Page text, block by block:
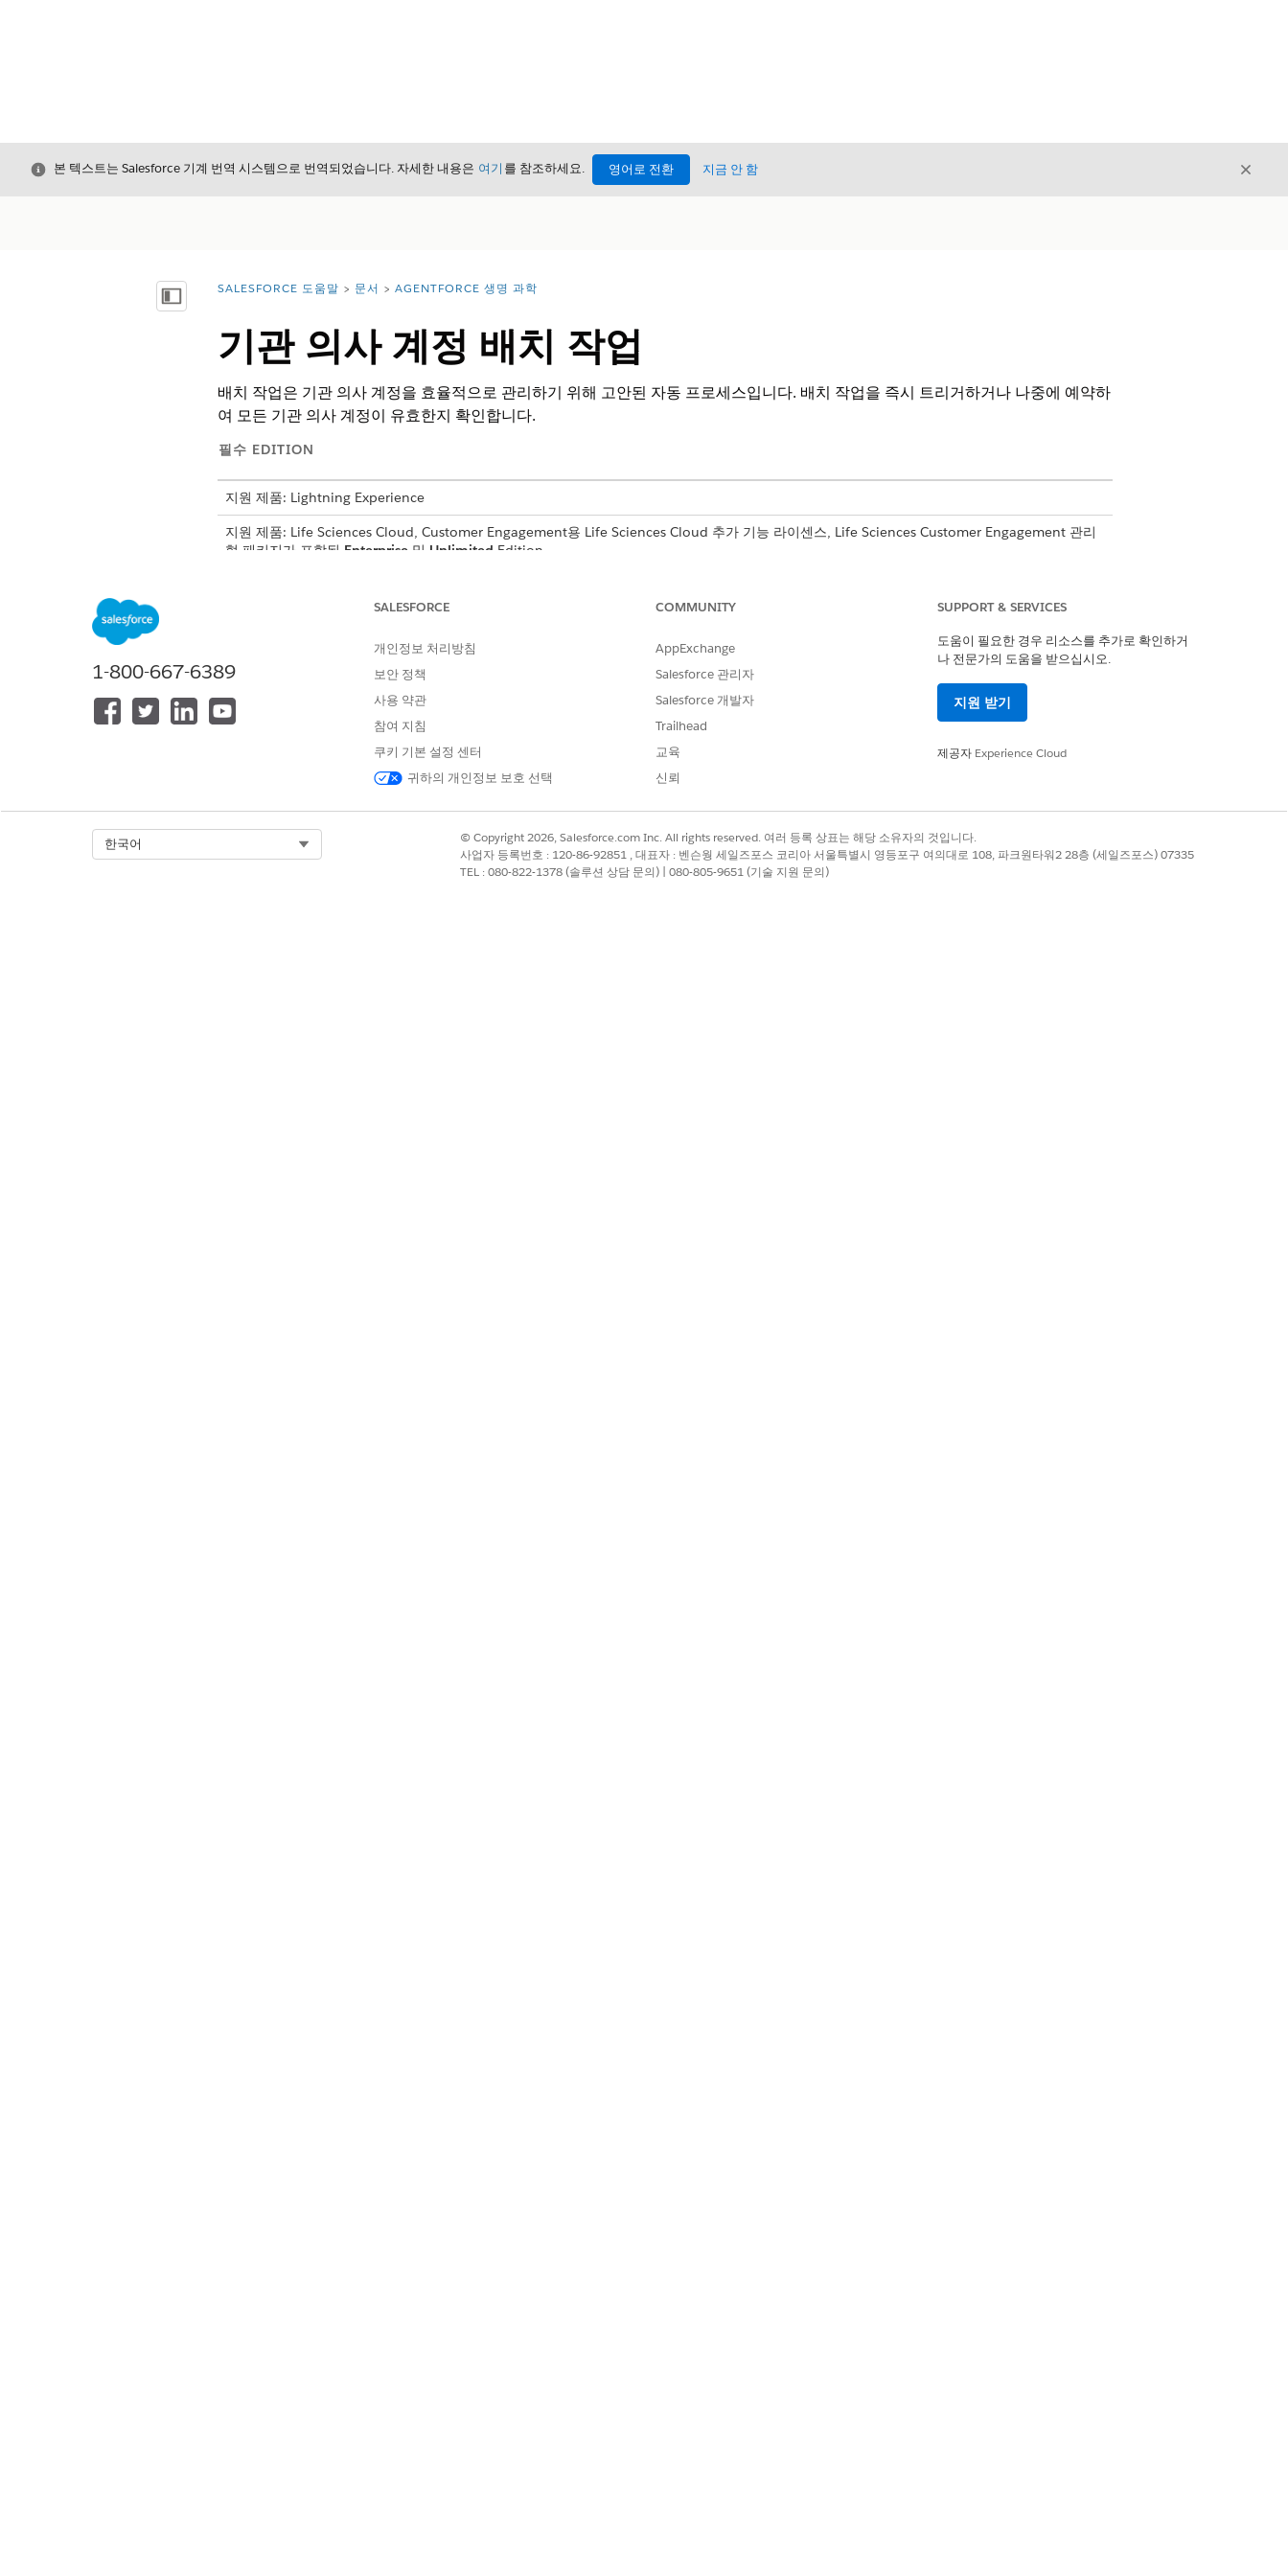
닫기본 텍스트는 Salesforce 기계 번역 시스템으로 번역되었습니다. 자세한 내용은 여기 를 참조하세요. 영어로 전환 지금 안 함 닫기
목차 표시 위치:
SALESFORCE 도움말 문서 AGENTFORCE 생명 과학
기관 의사 계정 배치 작업
배치 작업은 기관 의사 계정을 효율적으로 관리하기 위해 고안된 자동 프로세스입니다. 배치 작업을 즉시 트리거하거나 나중에 예약하
여 모든 기관 의사 계정이 유효한지 확인합니다.
필수 EDITION
지원 제품: Lightning Experience
지원 제품: Life Sciences Cloud, Customer Engagement용 Life Sciences Cloud 추가 기능 라이센스, Life Sciences Customer Engagement 관리
형 패키지가 포함된 Enterprise 및 Unlimited Edition.
만료된 제공자 제휴 레코드를 식별하고 관련 기관 의사 계정 레코드를 비활성화합니다.
이 기사를 통해 문제를 해결했습니까?
1-800-667-6389
SALESFORCE
개인정보 처리방침
보안 정책
사용 약관
참여 지침
쿠키 기본 설정 센터
귀하의 개인정보 보호 선택
COMMUNITY
AppExchange
Salesforce 관리자
Salesforce 개발자
Trailhead
교육
신뢰
SUPPORT & SERVICES
도움이 필요한 경우 리소스를 추가로 확인하거
나 전문가의 도움을 받으십시오.
지원 받기
제공자 Experience Cloud
한국어
© Copyright 2026, Salesforce.com Inc. All rights reserved. 여러 등록 상표는 해당 소유자의 것입니다.
사업자 등록번호 : 120-86-92851 , 대표자 : 벤슨웡 세일즈포스 코리아 서울특별시 영등포구 여의대로 108, 파크원타워2 28층 (세일즈포스) 07335
TEL : 080-822-1378 (솔루션 상담 문의) | 080-805-9651 (기술 지원 문의)